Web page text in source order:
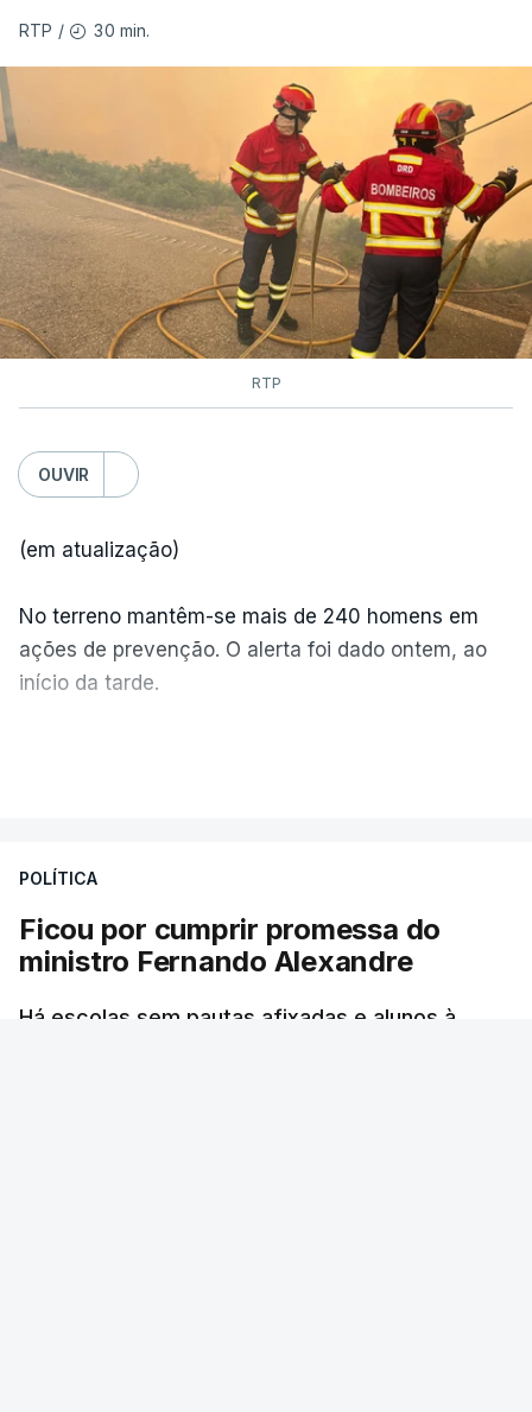
As autoridades canadianas estimam que vai levar
dias ou semanas para controlar o fogo. Mais de
dois mil operacionais estão no terreno no combate
às chamas.
RTP / 30 min.
RTP
OUVIR
(em atualização)
No terreno mantêm-se mais de 240 homens em
ações de prevenção. O alerta foi dado ontem, ao
início da tarde.
POLÍTICA
Ficou por cumprir promessa do
ministro Fernando Alexandre
Há escolas sem pautas afixadas e alunos à